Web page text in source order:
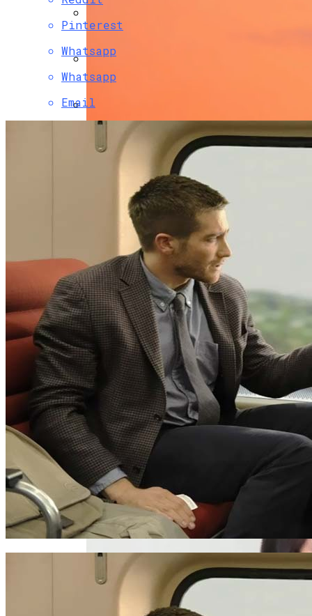
Новом Романе
Нет Традициям! Знаменитости,
Которые Выбрали Самые Необычные
Свадебные Платья, И Не Прогадали
Опубликован Первый Трейлер Фильма
«Последняя Дуэль» — Историческая
Драма Ридли Скотта
Перевернули Ваше Понимание Кино
Навсегда!
Почему 536 Год Н.э. – Самый Ужасный В
Истории Человечества?
Совместимость 4 И 17 Аркана:
Структура Императора И Энергия
Звезды В Личных И Деловых
Отношениях
ТОП-5 Фактов О Войнах, Которые
Принято Скрывать
Настоящие Люди Не Уходят, Они
Остаются С Вами – Всегда!
Pinterest
Whatsapp
Whatsapp
Email